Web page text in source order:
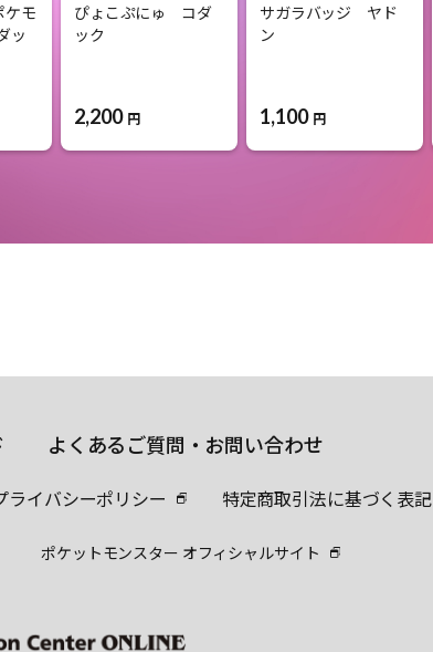
ケモ
ッ
ぴょこぷにゅ コダ
ック
2,200 円
サガラバッジ ヤド
ン
1,100 円
よくあるご質問・お問い合わせ
ライバシーポリシー 特定商取引法に基づく表記
ポケットモンスター オフィシャルサイト